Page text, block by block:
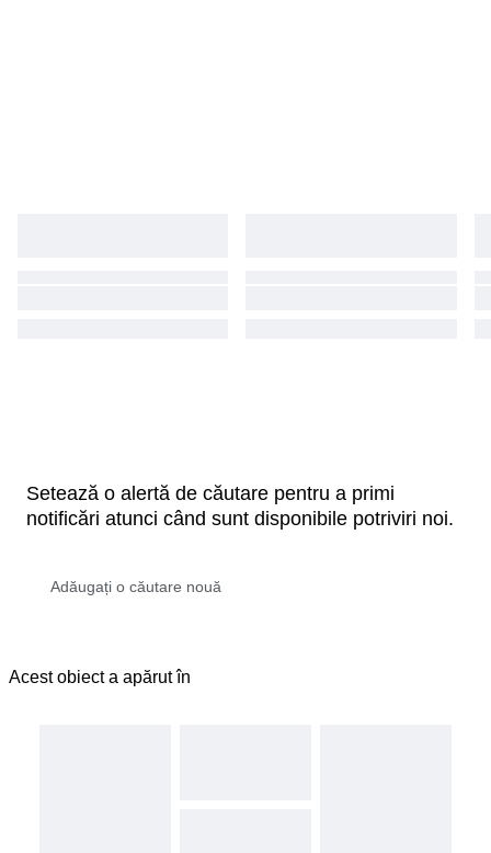
Setează o alertă de căutare pentru a primi
notificări atunci când sunt disponibile potriviri noi.
Acest obiect a apărut în